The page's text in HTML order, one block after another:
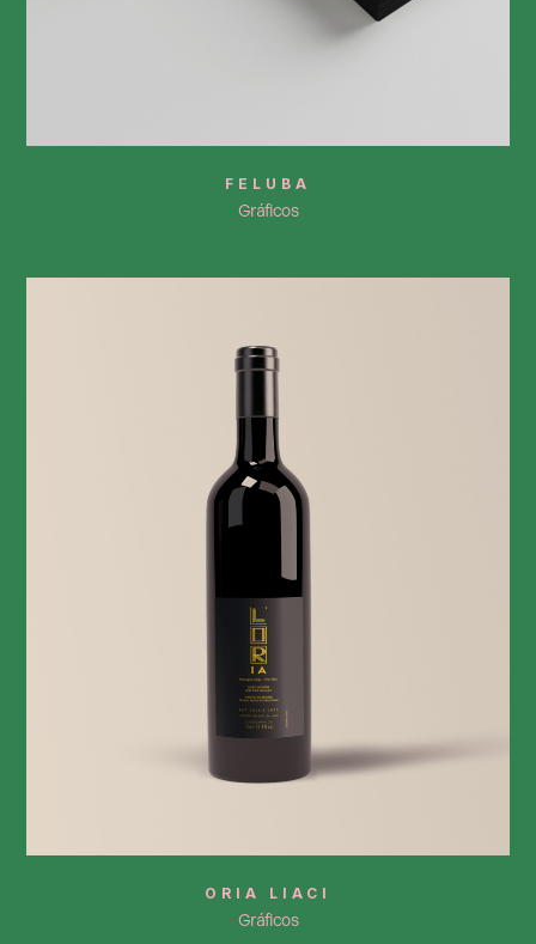
FELUBA
Gráficos
ORIA LIACI
Gráficos